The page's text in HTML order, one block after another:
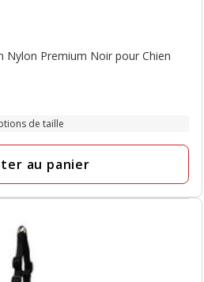
Nylon Premium Noir pour Chien
de taille
au panier